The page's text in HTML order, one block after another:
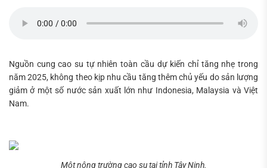
Nguồn cung cao su tự nhiên toàn cầu dự kiến chỉ tăng nhẹ trong
năm 2025, không theo kịp nhu cầu tăng thêm chủ yếu do sản lượng
giảm ở một số nước sản xuất lớn như Indonesia, Malaysia và Việt
Nam.
Một nông trường cao su tại tỉnh Tây Ninh.